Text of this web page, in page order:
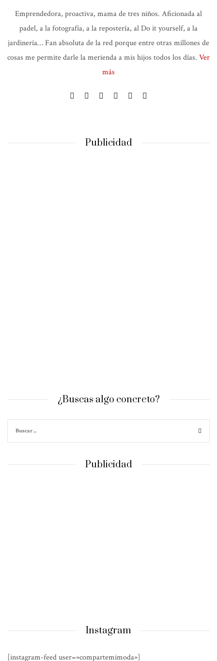
Emprendedora, proactiva, mama de tres niños. Aficionada al
padel, a la fotografía, a la repostería, al Do it yourself, a la
jardinería… Fan absoluta de la red porque entre otras millones de
cosas me permite darle la merienda a mis hijos todos los días. Ver
más
Publicidad
¿Buscas algo concreto?
Publicidad
Instagram
[instagram-feed user=»compartemimoda»]